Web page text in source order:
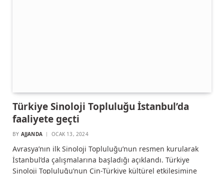
Türkiye Sinoloji Topluluğu İstanbul’da
faaliyete geçti
BY AJJANDA OCAK 13, 2024
Avrasya’nın ilk Sinoloji Topluluğu’nun resmen kurularak
İstanbul’da çalışmalarına başladığı açıklandı. Türkiye
Sinoloji Topluluğu’nun Çin-Türkiye kültürel etkileşimine